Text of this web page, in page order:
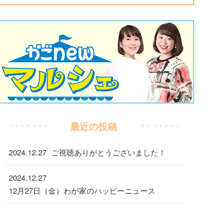
最近の投稿
2024.12.27 ご視聴ありがとうございました！
2024.12.27
12月27日（金）わが家のハッピーニュース